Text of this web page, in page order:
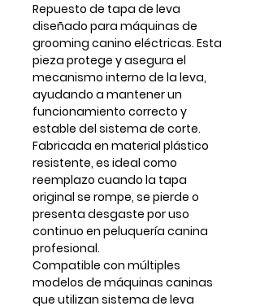
Repuesto de tapa de leva
diseñado para máquinas de
grooming canino eléctricas. Esta
pieza protege y asegura el
mecanismo interno de la leva,
ayudando a mantener un
funcionamiento correcto y
estable del sistema de corte.
Fabricada en material plástico
resistente, es ideal como
reemplazo cuando la tapa
original se rompe, se pierde o
presenta desgaste por uso
continuo en peluquería canina
profesional.
Compatible con múltiples
modelos de máquinas caninas
que utilizan sistema de leva